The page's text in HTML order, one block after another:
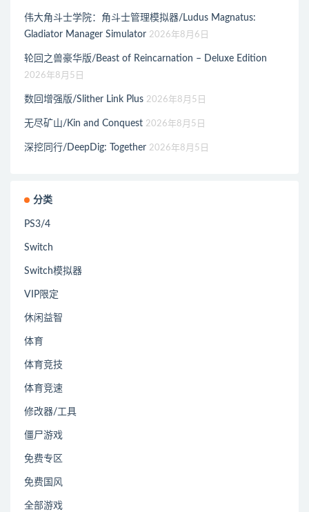
伟大角斗士学院：角斗士管理模拟器/Ludus Magnatus:
Gladiator Manager Simulator 2026年8月6日
轮回之兽豪华版/Beast of Reincarnation – Deluxe Edition
2026年8月5日
数回增强版/Slither Link Plus 2026年8月5日
无尽矿山/Kin and Conquest 2026年8月5日
深挖同行/DeepDig: Together 2026年8月5日
分类
PS3/4
Switch
Switch模拟器
VIP限定
休闲益智
体育
体育竞技
体育竞速
修改器/工具
僵尸游戏
免费专区
免费国风
全部游戏